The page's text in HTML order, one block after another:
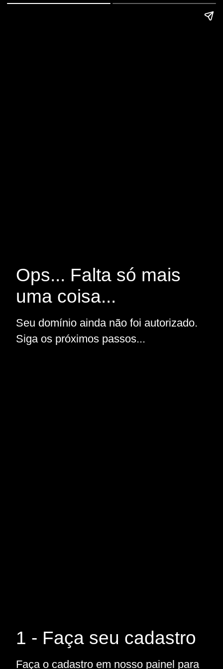
Ops... Falta só mais
uma coisa...
Seu domínio ainda não foi autorizado.
Siga os próximos passos...
1 - Faça seu cadastro
Faça o cadastro em nosso painel para